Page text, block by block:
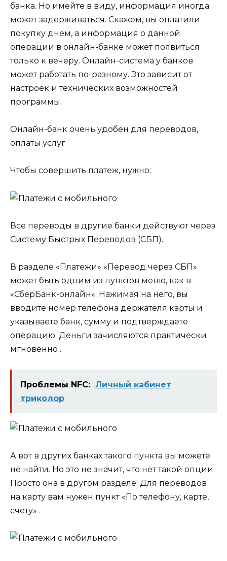
банка. Но имейте в виду, информация иногда
может задерживаться. Скажем, вы оплатили
покупку днем, а информация о данной
операции в онлайн-банке может появиться
только к вечеру. Онлайн-система у банков
может работать по-разному. Это зависит от
настроек и технических возможностей
программы.
Онлайн-банк очень удобен для переводов,
оплаты услуг.
Чтобы совершить платеж, нужно:
Все переводы в другие банки действуют через
Систему Быстрых Переводов (СБП).
В разделе «Платежи» «Перевод через СБП»
может быть одним из пунктов меню, как в
«СберБанк-онлайн». Нажимая на него, вы
вводите номер телефона держателя карты и
указываете банк, сумму и подтверждаете
операцию. Деньги зачисляются практически
мгновенно .
Проблемы NFC: Личный кабинет
триколор
А вот в других банках такого пункта вы можете
не найти. Но это не значит, что нет такой опции.
Просто она в другом разделе. Для переводов
на карту вам нужен пункт «По телефону, карте,
счету» .